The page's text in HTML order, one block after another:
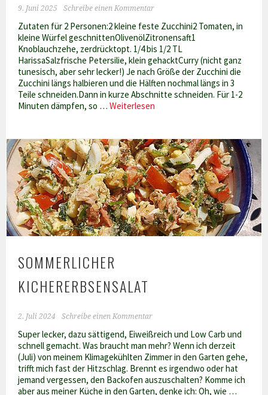
9. Juni 2025 Schreibe einen Kommentar
Zutaten für 2 Personen:2 kleine feste Zucchini2 Tomaten, in
kleine Würfel geschnittenOlivenölZitronensaft1
Knoblauchzehe, zerdrücktopt. 1/4 bis 1/2 TL
HarissaSalzfrische Petersilie, klein gehacktCurry (nicht ganz
tunesisch, aber sehr lecker!) Je nach Größe der Zucchini die
Zucchini längs halbieren und die Hälften nochmal längs in 3
Teile schneiden.Dann in kurze Abschnitte schneiden. Für 1-2
Minuten dämpfen, so …Weiterlesen
–
ideal
zum
Grillabend
SOMMERLICHER
KICHERERBSENSALAT
2. Juli 2024 Schreibe einen Kommentar
Super lecker, dazu sättigend, Eiweißreich und Low Carb und
schnell gemacht. Was braucht man mehr? Wenn ich derzeit
(Juli) von meinem Klimagekühlten Zimmer in den Garten gehe,
trifft mich fast der Hitzschlag. Brennt es irgendwo oder hat
jemand vergessen, den Backofen auszuschalten? Komme ich
aber aus meiner Küche in den Garten, denke ich: Oh, wie …